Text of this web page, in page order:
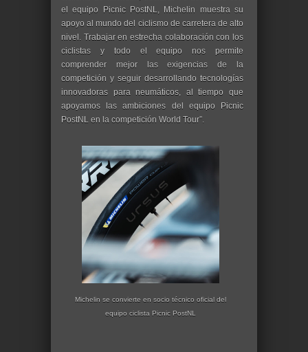
el equipo Picnic PostNL, Michelin muestra su
apoyo al mundo del ciclismo de carretera de alto
nivel. Trabajar en estrecha colaboración con los
ciclistas y todo el equipo nos permite
comprender mejor las exigencias de la
competición y seguir desarrollando tecnologías
innovadoras para neumáticos, al tiempo que
apoyamos las ambiciones del equipo Picnic
PostNL en la competición World Tour”.
Michelin se convierte en socio técnico oficial del
equipo ciclista Picnic PostNL